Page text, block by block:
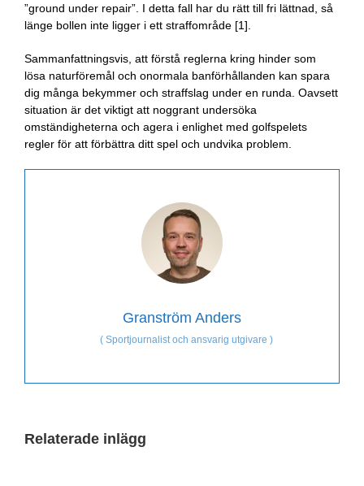
”ground under repair”. I detta fall har du rätt till fri lättnad, så
länge bollen inte ligger i ett straffområde [1].
Sammanfattningsvis, att förstå reglerna kring hinder som
lösa naturföremål och onormala banförhållanden kan spara
dig många bekymmer och straffslag under en runda. Oavsett
situation är det viktigt att noggrant undersöka
omständigheterna och agera i enlighet med golfspelets
regler för att förbättra ditt spel och undvika problem.
Granström Anders
(Sportjournalist och ansvarig utgivare )
Relaterade inlägg